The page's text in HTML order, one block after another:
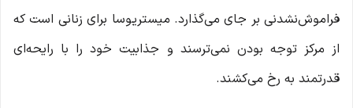
فراموش‌نشدنی بر جای می‌گذارد. میستریوسا برای زنانی است که
از مرکز توجه بودن نمی‌ترسند و جذابیت خود را با رایحه‌ای
قدرتمند به رخ می‌کشند.